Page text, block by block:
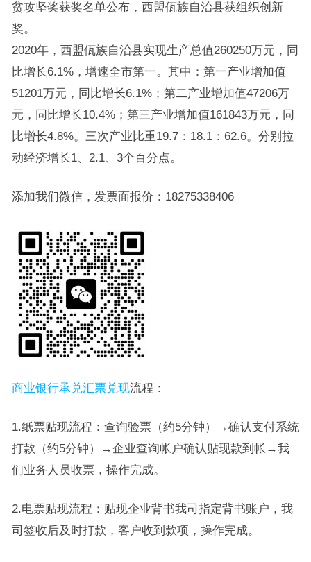
贫攻坚奖获奖名单公布，西盟佤族自治县获组织创新
奖。
2020年，西盟佤族自治县实现生产总值260250万元，同
比增长6.1%，增速全市第一。其中：第一产业增加值
51201万元，同比增长6.1%；第二产业增加值47206万
元，同比增长10.4%；第三产业增加值161843万元，同
比增长4.8%。三次产业比重19.7：18.1：62.6。分别拉
动经济增长1、2.1、3个百分点。
添加我们微信，发票面报价：18275338406
商业银行承兑汇票兑现流程：
1.纸票贴现流程：查询验票（约5分钟）→确认支付系统
打款（约5分钟）→企业查询帐户确认贴现款到帐→我
们业务人员收票，操作完成。
2.电票贴现流程：贴现企业背书我司指定背书账户，我
司签收后及时打款，客户收到款项，操作完成。